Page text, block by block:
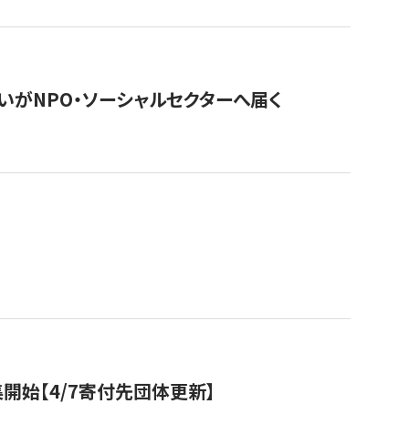
NPO・ソーシャルセクターへ届く
始【4/7寄付先団体更新】